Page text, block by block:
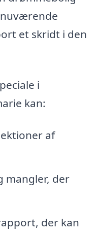
et skridt i den
i
kan:
af
mangler, der
der kan